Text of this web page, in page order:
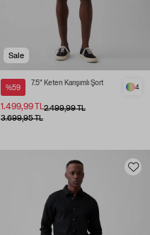
Sale
%59
7.5" Keten Karışımlı Şort
2.499,99 TL
1.499,99 TL
4
3.699,95 TL